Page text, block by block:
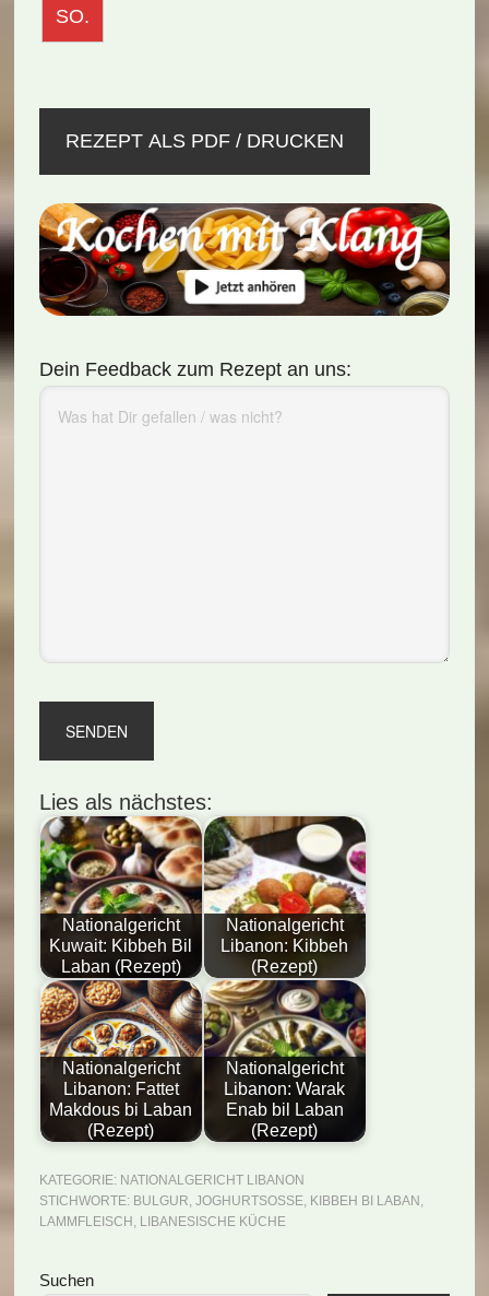
SO.
REZEPT ALS PDF / DRUCKEN
Dein Feedback zum Rezept an uns:
Lies als nächstes:
Nationalgericht
Kuwait: Kibbeh Bil
Laban (Rezept)
Nationalgericht
Libanon: Kibbeh
(Rezept)
Nationalgericht
Libanon: Fattet
Makdous bi Laban
(Rezept)
Nationalgericht
Libanon: Warak
Enab bil Laban
(Rezept)
KATEGORIE: NATIONALGERICHT LIBANON
STICHWORTE: BULGUR, JOGHURTSOSSE , KIBBEH BI LABAN ,
LAMMFLEISCH , LIBANESISCHE KÜCHE
Seitenspalte
Suchen